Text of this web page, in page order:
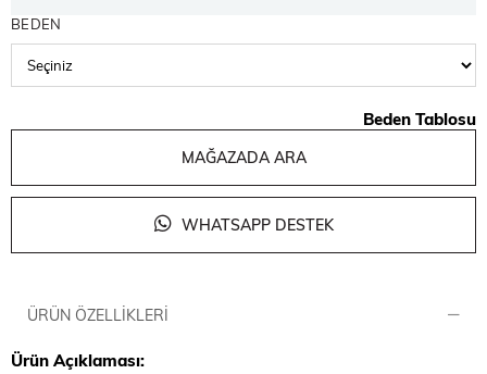
BEDEN
Beden Tablosu
MAĞAZADA ARA
WHATSAPP DESTEK
ÜRÜN ÖZELLIKLERI
Ürün Açıklaması: